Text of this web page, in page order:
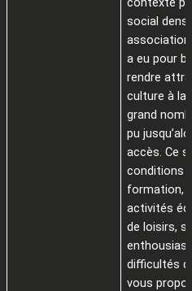
social
a eu pour
rendre
culture à
grand
pu
accès. Ce
conditions
formation,
activités
de loisirs,
difficultés
vous